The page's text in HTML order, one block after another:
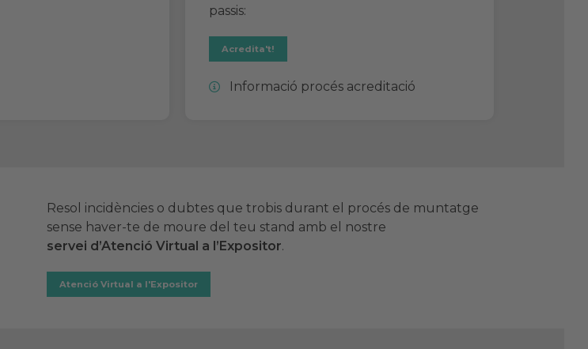
passis:
Acredita't!
Informació procés acreditació
Resol incidències o dubtes que trobis durant el procés de muntatge
sense haver-te de moure del teu stand amb el nostre
servei d’Atenció Virtual a l’Expositor.
Atenció Virtual a l'Expositor